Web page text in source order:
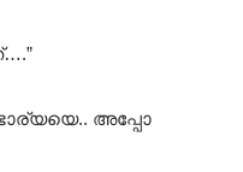
ഭാര്യയെ.. അപ്പോ